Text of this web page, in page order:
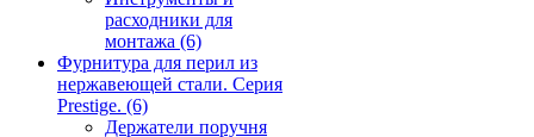
расходники для
монтажа (6)
Фурнитура для перил из
нержавеющей стали. Серия
Prestige. (6)
Держатели поручня